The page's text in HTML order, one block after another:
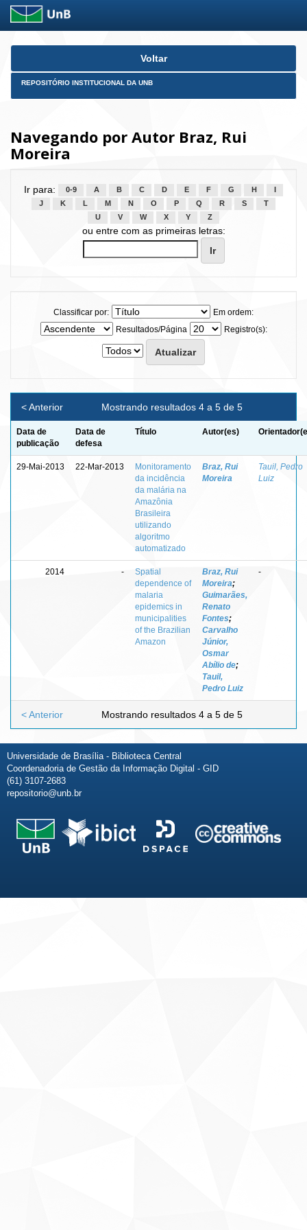
Skip
Voltar
REPOSITÓRIO INSTITUCIONAL DA UNB
Navegando por Autor Braz, Rui
Moreira
Ir para: 0-9 A B C D E F G H
J
K L M N O P Q R S
T
U
V W X Y Z
ou entre com as primeiras letras:
Classificar por:
Em ordem:
Resultados/Página
Registro(s):
Mostrando resultados 4 a 5 de 5
< Anterior
Data de
publicação
Data de
defesa
Título Autor(es)
29-Mai-2013 22-Mar-2013
Monitoramento
da incidência
da malária na
Amazônia
Brasileira
utilizando
algoritmo
automatizado
Braz, Rui
Moreira
Tauil, Pedro
Luiz
2014 -
Spatial
dependence of
malaria
epidemics in
municipalities
of the Brazilian
Amazon
Braz, Rui
Moreira;
Guimarães,
Renato
Fontes;
Carvalho
Júnior,
Osmar
Abílio de;
Tauil,
Pedro Luiz
-
Mostrando resultados 4 a 5 de 5
< Anterior
Universidade de Brasília - Biblioteca Central
Coordenadoria de Gestão da Informação Digital - GID
(61) 3107-2683
repositorio@unb.br